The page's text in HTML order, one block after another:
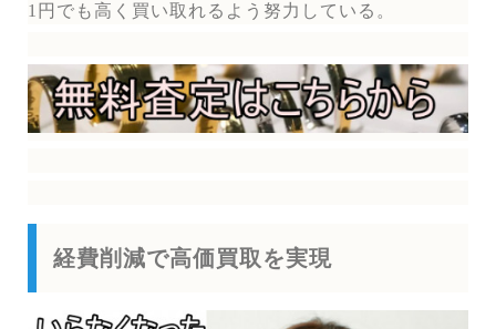
1円でも高く買い取れるよう努力している。
経費削減で高価買取を実現